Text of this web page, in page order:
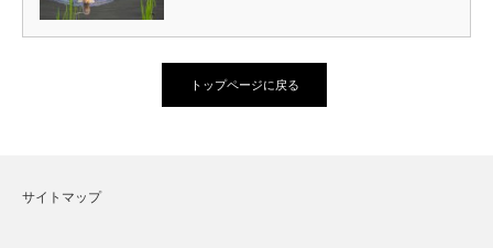
トップページに戻る
サイトマップ